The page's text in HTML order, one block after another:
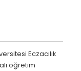
Eczacılık
öğretim